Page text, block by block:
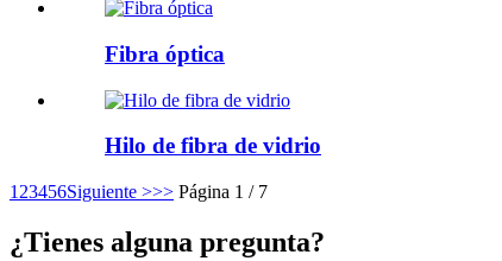
Fibra óptica
Hilo de fibra de vidrio
1 23456Siguiente >>> Página 1 / 7
¿Tienes alguna pregunta?